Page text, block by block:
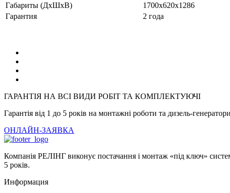
Габариты (ДхШхВ)
1700x620x1286
Гарантия
2 года
ГАРАНТІЯ НА ВСІ ВИДИ РОБІТ ТА КОМПЛЕКТУЮЧІ
Гарантія від 1 до 5 років на монтажні роботи та дизель-генератори
ОНЛАЙН-ЗАЯВКА
Компанія РЕЛІНГ виконує постачання і монтаж «під ключ»
5 років.
Информация